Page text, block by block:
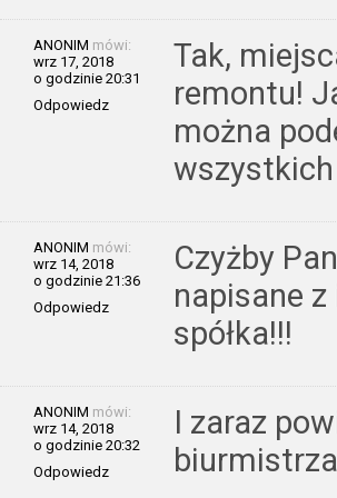
ANONIM mówi:
wrz 17, 2018
o godzinie 20:31
Odpowiedz
Tak,
remontu!
można
ANONIM mówi:
wrz 14, 2018
o godzinie 21:36
Odpowiedz
Czyżby
napisane
spółka!!!
ANONIM mówi:
wrz 14, 2018
o godzinie 20:32
Odpowiedz
I zaraz